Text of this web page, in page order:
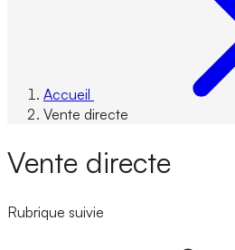
Accueil
Vente directe
Vente directe
Rubrique suivie